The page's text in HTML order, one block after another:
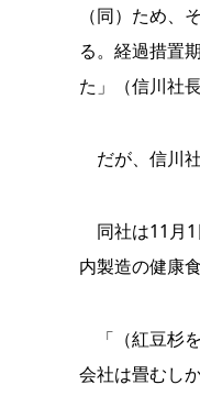
（同）ため
る。経過措置
た」（信川社
だが、信川
同社は11月1
内製造の健康
「（紅豆杉
会社は畳むし